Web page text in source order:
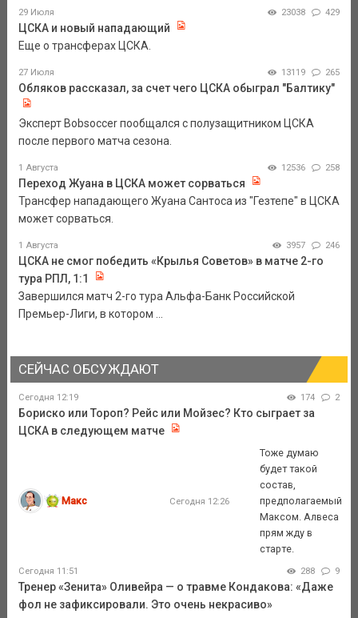
29 Июля 23038 429
ЦСКА и новый нападающий
Еще о трансферах ЦСКА.
27 Июля 13119 265
Обляков рассказал, за счет чего ЦСКА обыграл "Балтику"
Эксперт Bobsoccer пообщался с полузащитником ЦСКА
после первого матча сезона.
1 Августа 12536 258
Переход Жуана в ЦСКА может сорваться
Трансфер нападающего Жуана Сантоса из "Гезтепе" в ЦСКА
может сорваться.
1 Августа 3957 246
ЦСКА не смог победить «Крылья Советов» в матче 2-го
тура РПЛ, 1:1
Завершился матч 2-го тура Альфа-Банк Российской
Премьер-Лиги, в котором ...
СЕЙЧАС ОБСУЖДАЮТ
Сегодня 12:19 174 2
Бориско или Тороп? Рейс или Мойзес? Кто сыграет за
ЦСКА в следующем матче
Макс Сегодня 12:26
Тоже думаю
будет такой
состав,
предполагаемый
Максом. Алвеса
прям жду в
старте.
Сегодня 11:51 288 9
Тренер «Зенита» Оливейра — о травме Кондакова: «Даже
фол не зафиксировали. Это очень некрасиво»